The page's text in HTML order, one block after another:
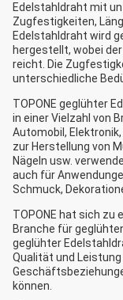
Edelstahldraht mit
Zugfestigkeiten,
Edelstahldraht wird
hergestellt, wobei
reicht. Die
unterschiedliche
TOPONE geglühter
in einer Vielzahl von
Automobil,
zur Herstellung von
Nägeln usw.
auch für
Schmuck,
TOPONE hat sich zu
Branche für
geglühter
Qualität und
können.